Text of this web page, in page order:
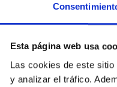
Esta página web usa
Las cookies de este
y analizar el tráfico.
ORDENAR